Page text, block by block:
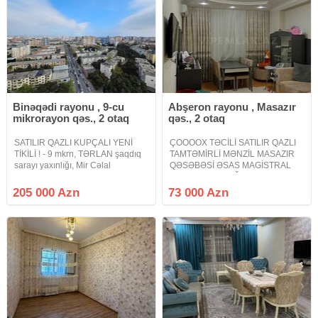
Binəqədi rayonu , 9-cu
mikrorayon qəs., 2 otaq
SATILIR QAZLI KUPÇALI YENİ
TİKİLİ ! - 9 mkrn, TƏRLAN şaqdıq
sarayı yaxınlığı, Mir Cəlal
Qanuni 2 otaqlı, 85 kv.m., 19/18 -
MANSARD DEYİL ! - Mənzilin xoş
205 000 Azn
Abşeron rayonu , Masazır
qəs., 2 otaq
ÇOOOOX TƏCİLİ SATILIR QAZLI
TAMTƏMİRLİ MƏNZİL MASAZIR
QƏSƏBƏSİ ƏSAS MAGİSTRAL
qəsəbəsi əsas magistral yolun
yaxınlığında sakit ideal yerində
tamtəmirli mənzil
73 000 Azn